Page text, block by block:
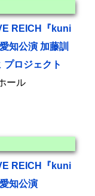
REICH『kuni
知公演 加藤訓
ロジェクト
ール
REICH『kuni
知公演